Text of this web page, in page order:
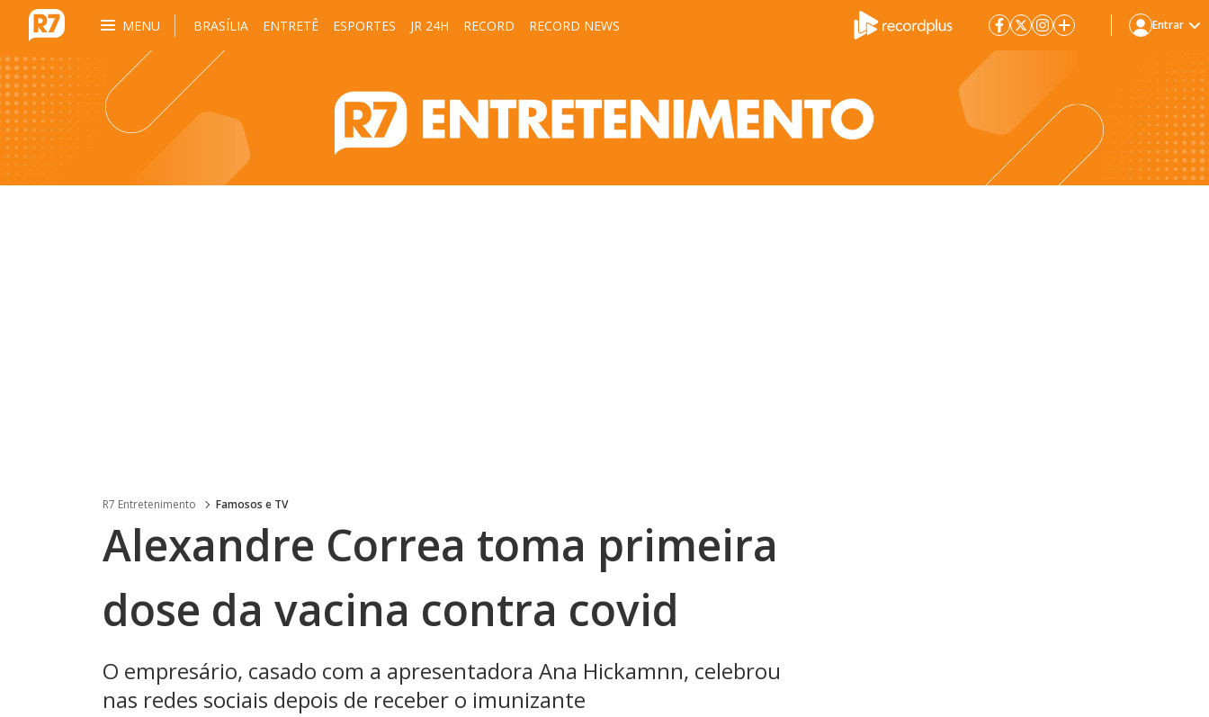
MENU BRASÍLIA ENTRETÊ ESPORTES JR 24H RECORD RECORD NEWS Entrar
R7 Entretenimento Famosos e TV
Alexandre Correa toma primeira
dose da vacina contra covid
O empresário, casado com a apresentadora Ana Hickamnn, celebrou
nas redes sociais depois de receber o imunizante